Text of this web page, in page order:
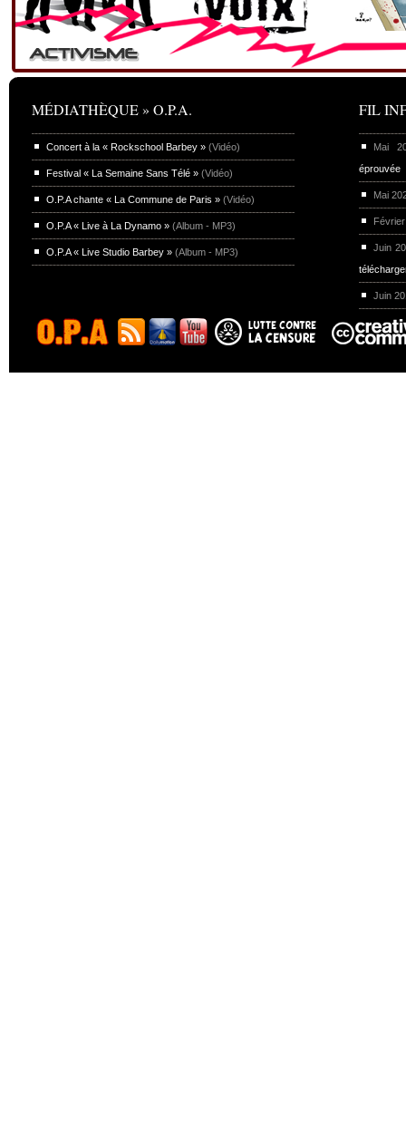
MÉDIATHÈQUE » O.P.A.
Concert à la « Rockschool Barbey » (Vidéo)
Festival « La Semaine Sans Télé » (Vidéo)
O.P.A chante « La Commune de Paris » (Vidéo)
O.P.A « Live à La Dynamo » (Album - MP3)
O.P.A « Live Studio Barbey » (Album - MP3)
FIL
Mai
éprouvée
Mai
Juin
Juin